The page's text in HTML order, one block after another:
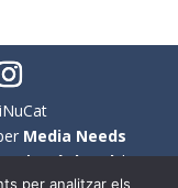
Media Needs
|Avís legal|
per analitzar els